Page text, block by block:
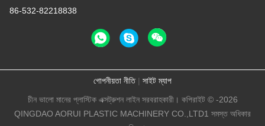
86-532-82218838
গোপনীয়তা নীতি| সাইট ম্যাপ
চীন ভালো মানের প্লাস্টিক এক্সট্রুশন লাইন সরবরাহকারী। কপিরাইট © -2026
QINGDAO AORUI PLASTIC MACHINERY CO.,LTD1 সমস্ত অধিকার